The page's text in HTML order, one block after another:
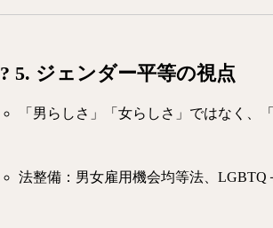
? 5. ジェンダー平等の視点
「男らしさ」「女らしさ」ではなく、「
法整備：男女雇用機会均等法、LGBTQ